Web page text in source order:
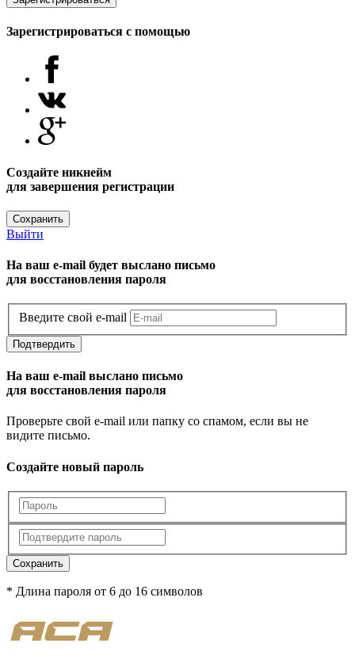
Зарегистрироваться с помощью
Создайте никнейм
для завершения регистрации
Сохранить
Выйти
На ваш e-mail будет выслано письмо
для восстановления пароля
Введите свой e-mail
Подтвердить
На ваш e-mail выслано письмо
для восстановления пароля
Проверьте свой e-mail или папку со спамом, если вы не
видите письмо.
Создайте новый пароль
Сохранить
* Длина пароля от 6 до 16 символов